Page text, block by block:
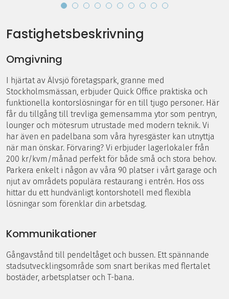
Fastighetsbeskrivning
Omgivning
I hjärtat av Älvsjö företagspark, granne med
Stockholmsmässan, erbjuder Quick Office praktiska och
funktionella kontorslösningar för en till tjugo personer. Här
får du tillgång till trevliga gemensamma ytor som pentryn,
lounger och mötesrum utrustade med modern teknik. Vi
har även en padelbana som våra hyresgäster kan utnyttja
när man önskar. Förvaring? Vi erbjuder lagerlokaler från
200 kr/kvm/månad perfekt för både små och stora behov.
Parkera enkelt i någon av våra 90 platser i vårt garage och
njut av områdets populära restaurang i entrén. Hos oss
hittar du ett hundvänligt kontorshotell med flexibla
lösningar som förenklar din arbetsdag.
Kommunikationer
Gångavstånd till pendeltåget och bussen. Ett spännande
stadsutvecklingsområde som snart berikas med flertalet
bostäder, arbetsplatser och T-bana.